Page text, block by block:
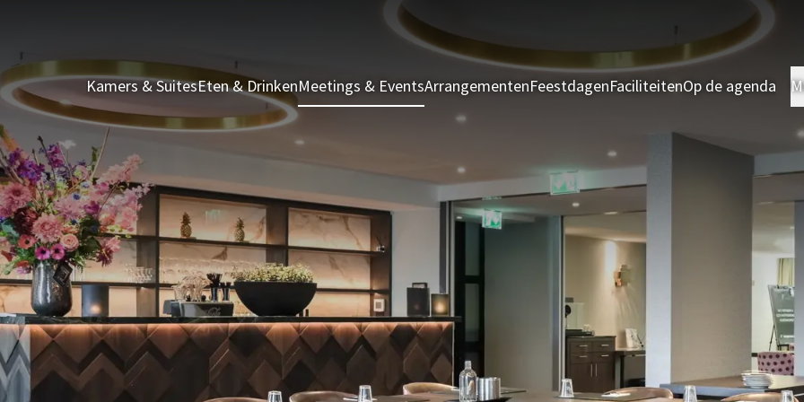
Kamers & SuitesEten & DrinkenMeetings & EventsArrangementenFeestdagenFaciliteitenOp de agenda